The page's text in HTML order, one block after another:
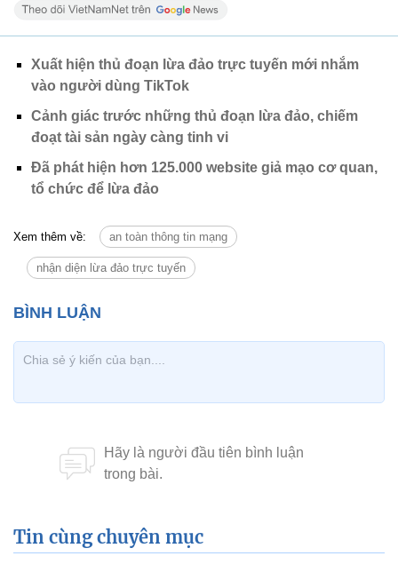
Xuất hiện thủ đoạn lừa đảo trực tuyến mới nhắm
vào người dùng TikTok
Cảnh giác trước những thủ đoạn lừa đảo, chiếm
đoạt tài sản ngày càng tinh vi
Đã phát hiện hơn 125.000 website giả mạo cơ quan,
tổ chức để lừa đảo
Xem thêm về: an toàn thông tin mạng
nhận diện lừa đảo trực tuyến
Tin cùng chuyên mục